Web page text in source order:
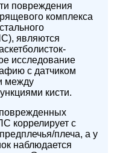
повреждения
комплекса
являются
исследование
с датчиком
между
кисти.
коррелирует с
плеча, а у
наблюдается